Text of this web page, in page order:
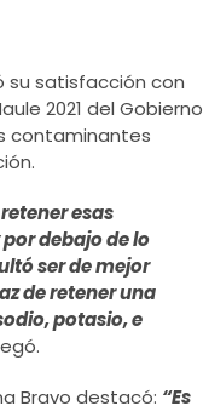
su satisfacción con
2021 del Gobierno
contaminantes
esas
debajo de lo
ser de mejor
de retener una
potasio, e
Bravo destacó: “Es